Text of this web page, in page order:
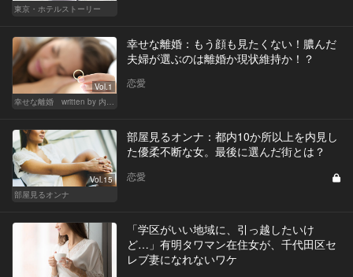
東京・ホテルストーリー
Vol.1
幸せな離婚 written by 内埜さくら
幸せな離婚：もう顔も見たくない！膿んだ
夫婦が選ぶのは離婚か現状維持か！？
恋愛
Vol.15
部屋見るオンナ
部屋見るオンナ：都内10か所以上を内見し
た優柔不断な女。最後に選んだ街とは？
恋愛
「学区がいい地域に、引っ越したいけ
ど…」有明タワマン在住女が、千代田区セ
レブ妻になれないワケ